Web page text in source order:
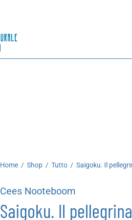
Home / Shop / Tutto / Saigoku. Il
Cees Nooteboom
Saigoku. Il